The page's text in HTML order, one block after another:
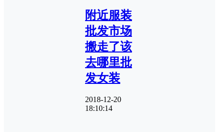
附近服装
批发市场
搬走了该
去哪里批
发女装
2018-12-20
18:10:14